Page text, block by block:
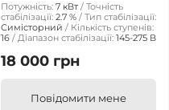
Потужність: 7 кВт
Точність
стабілізації: 2.7 %
Тип стабілізації:
Симісторний
Кількість ступенів:
16
Діапазон стабілізації: 145-275 В
18 000 грн
Повідомити мене